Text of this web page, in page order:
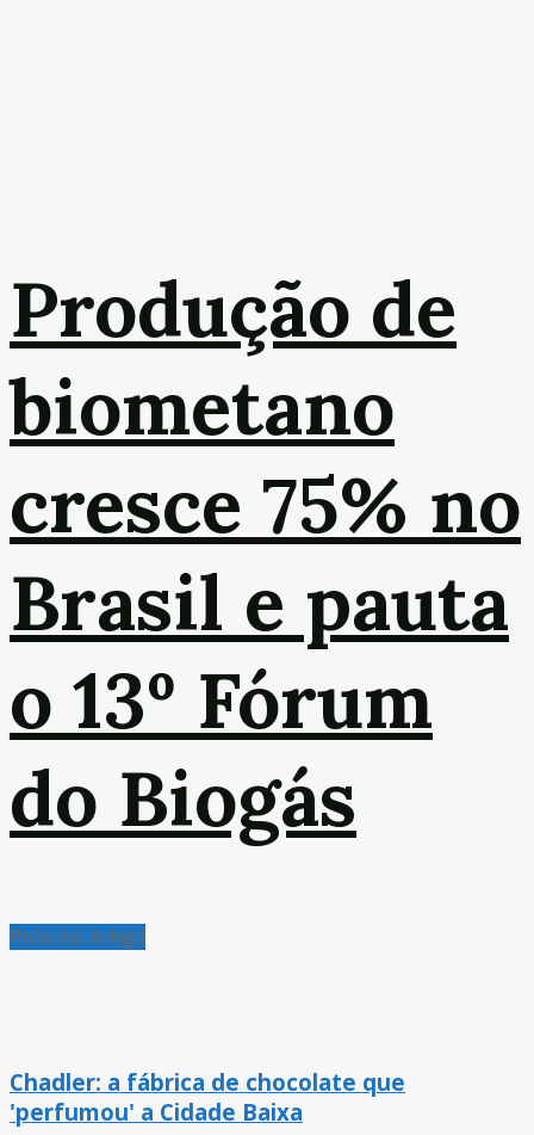
Produção de
biometano
cresce 75% no
Brasil e pauta
o 13º Fórum
do Biogás
Próximo Artigo
Chadler: a fábrica de chocolate que
'perfumou' a Cidade Baixa